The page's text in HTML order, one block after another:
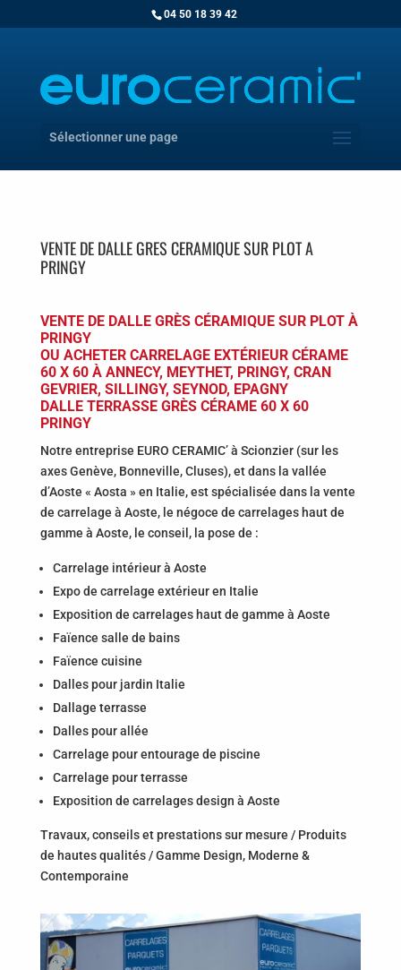
04 50 18 39 42
Sélectionner une page
VENTE DE DALLE GRES CERAMIQUE SUR PLOT A
PRINGY
VENTE DE DALLE GRÈS CÉRAMIQUE SUR PLOT À
PRINGY
OU ACHETER CARRELAGE EXTÉRIEUR CÉRAME
60 X 60 À ANNECY, MEYTHET, PRINGY, CRAN
GEVRIER, SILLINGY, SEYNOD, EPAGNY
DALLE TERRASSE GRÈS CÉRAME 60 X 60
PRINGY
Notre entreprise EURO CERAMIC’ à Scionzier (sur les
axes Genève, Bonneville, Cluses), et dans la vallée
d’Aoste « Aosta » en Italie, est spécialisée dans la vente
de carrelage à Aoste, le négoce de carrelages haut de
gamme à Aoste, le conseil, la pose de :
Carrelage intérieur à Aoste
Expo de carrelage extérieur en Italie
Exposition de carrelages haut de gamme à Aoste
Faïence salle de bains
Faïence cuisine
Dalles pour jardin Italie
Dallage terrasse
Dalles pour allée
Carrelage pour entourage de piscine
Carrelage pour terrasse
Exposition de carrelages design à Aoste
Travaux, conseils et prestations sur mesure / Produits
de hautes qualités / Gamme Design, Moderne &
Contemporaine